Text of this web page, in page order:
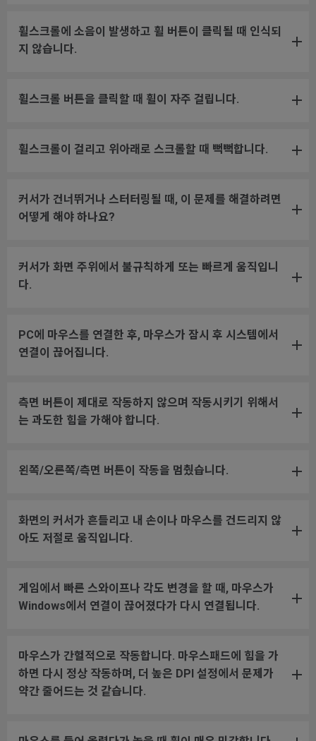
휠스크롤에 소음이 발생하고 휠 버튼이 클릭될 때 인식되
지 않습니다.
휠스크롤 버튼을 클릭할 때 휠이 자주 걸립니다.
휠스크롤이 걸리고 위아래로 스크롤할 때 뻑뻑합니다.
커서가 건너뛰거나 스터터링될 때, 이 문제를 해결하려면
어떻게 해야 하나요?
커서가 화면 주위에서 불규칙하게 또는 빠르게 움직입니
다.
PC에 마우스를 연결한 후, 마우스가 잠시 후 시스템에서
연결이 끊어집니다.
측면 버튼이 제대로 작동하지 않으며 작동시키기 위해서
는 과도한 힘을 가해야 합니다.
왼쪽/오른쪽/측면 버튼이 작동을 멈췄습니다.
화면의 커서가 흔들리고 내 손이나 마우스를 건드리지 않
아도 저절로 움직입니다.
게임에서 빠른 스와이프나 각도 변경을 할 때, 마우스가
Windows에서 연결이 끊어졌다가 다시 연결됩니다.
마우스가 간헐적으로 작동합니다. 마우스패드에 힘을 가
하면 다시 정상 작동하며, 더 높은 DPI 설정에서 문제가
약간 줄어드는 것 같습니다.